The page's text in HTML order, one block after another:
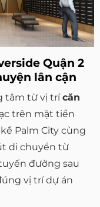
Quận 2
lân cận
tâm từ vị trícăn
trên mặt tiền
Palm City cùng
di chuyển từ
đường sau
vị trí dự án